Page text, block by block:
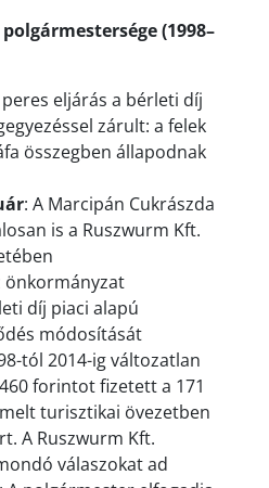
(1998–
peres eljárás a bérleti díj
zárult: a felek
összegben állapodnak
: A Marcipán Cukrászda
is a Ruszwurm Kft.
önkormányzat
díj piaci alapú
módosítását
tól 2014-ig változatlan
forintot fizetett a 171
turisztikai övezetben
A Ruszwurm Kft.
válaszokat ad